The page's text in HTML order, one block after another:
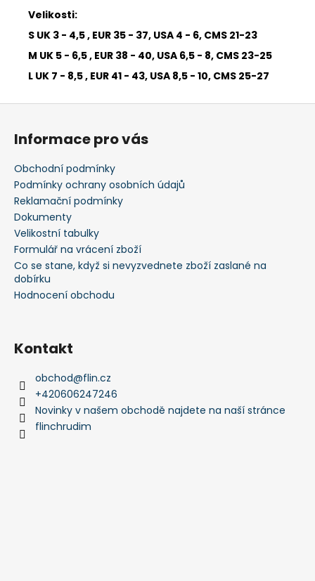
Velikosti:
S UK 3 - 4,5 , EUR 35 - 37, USA 4 - 6, CMS 21-23
M UK 5 - 6,5 , EUR 38 - 40, USA 6,5 - 8, CMS 23-25
L UK 7 - 8,5 , EUR 41 - 43, USA 8,5 - 10, CMS 25-27
Informace pro vás
Obchodní podmínky
Podmínky ochrany osobních údajů
Reklamační podmínky
Dokumenty
Velikostní tabulky
Formulář na vrácení zboží
Co se stane, když si nevyzvednete zboží zaslané na
dobírku
Hodnocení obchodu
Kontakt
obchod@flin.cz
+420606247246
Novinky v našem obchodě najdete na naší stránce
flinchrudim